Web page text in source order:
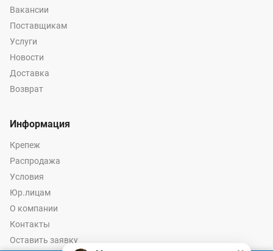
Вакансии
Поставщикам
Услуги
Новости
Доставка
Возврат
Информация
Крепеж
Распродажа
Условия
Юр.лицам
О компании
Контакты
Оставить заявку